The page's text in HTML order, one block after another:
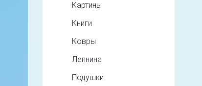
Картины
Книги
Ковры
Лепнина
Подушки